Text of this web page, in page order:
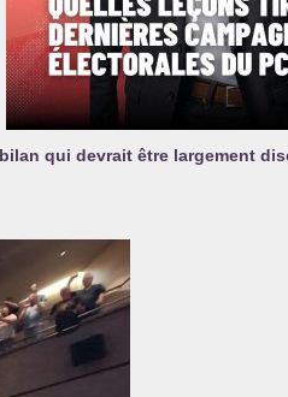
qui devrait être largement